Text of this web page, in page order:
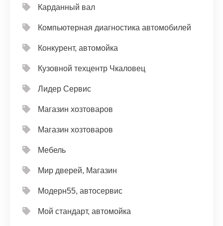
Карданный вал
Компьютерная диагностика автомобилей
Конкурент, автомойка
Кузовной техцентр Чкаловец
Лидер Сервис
Магазин хозтоваров
Магазин хозтоваров
Мебель
Мир дверей, Магазин
Модерн55, автосервис
Мой стандарт, автомойка